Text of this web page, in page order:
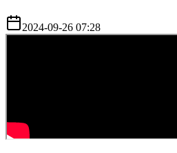
2024-09-26 07:28